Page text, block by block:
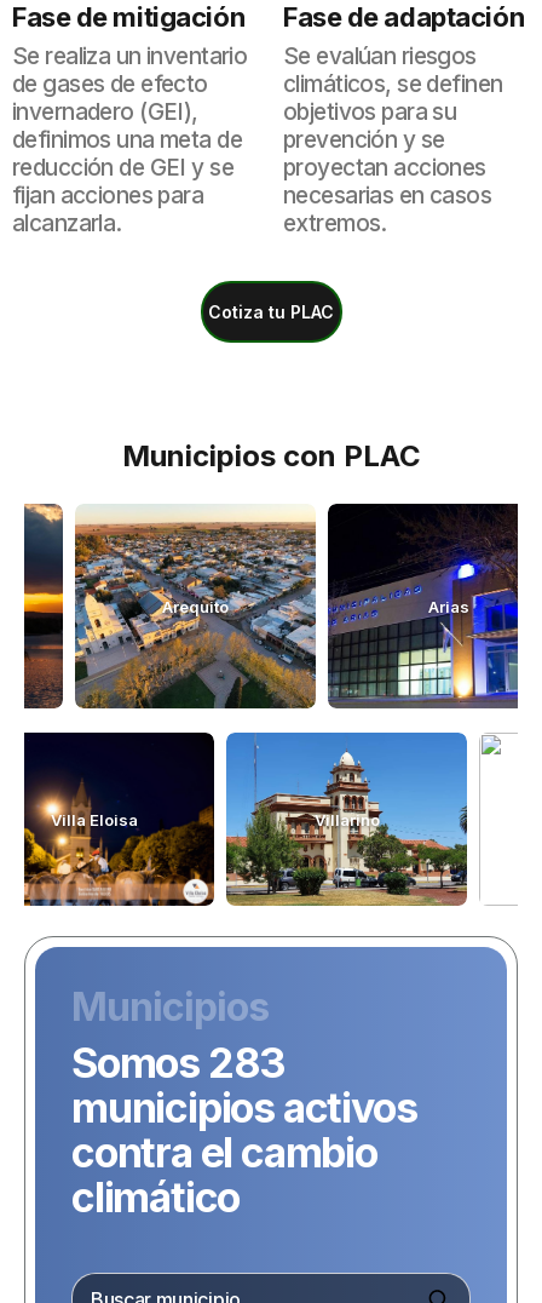
Fase de mitigación
Se realiza un inventario
de gases de efecto
invernadero (GEI),
definimos una meta de
reducción de GEI y se
fijan acciones para
alcanzarla.
Fase de adaptación
Se evalúan riesgos
climáticos, se definen
objetivos para su
prevención y se
proyectan acciones
necesarias en casos
extremos.
Cotiza tu PLAC
Municipios con PLAC
Arequito Arias
Villa Eloisa Villarino
Municipios
Somos 283
municipios activos
contra el cambio
climático